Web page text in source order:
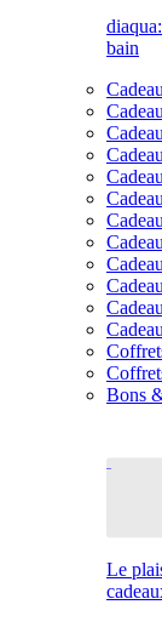
bain
Bons
Le